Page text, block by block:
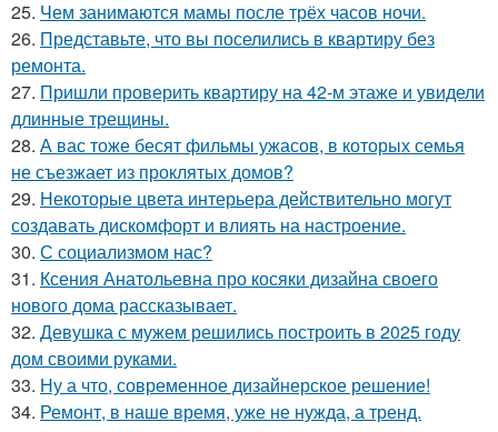
25. Чем занимаются мамы после трёх часов ночи.
26. Представьте, что вы поселились в квартиру без
ремонта.
27. Пришли проверить квартиру на 42-м этаже и увидели
длинные трещины.
28. А вас тоже бесят фильмы ужасов, в которых семья
не съезжает из проклятых домов?
29. Некоторые цвета интерьера действительно могут
создавать дискомфорт и влиять на настроение.
30. С социализмом нас?
31. Ксения Анатольевна про косяки дизайна своего
нового дома рассказывает.
32. Девушка с мужем решились построить в 2025 году
дом своими руками.
33. Ну а что, современное дизайнерское решение!
34. Ремонт, в наше время, уже не нужда, а тренд.